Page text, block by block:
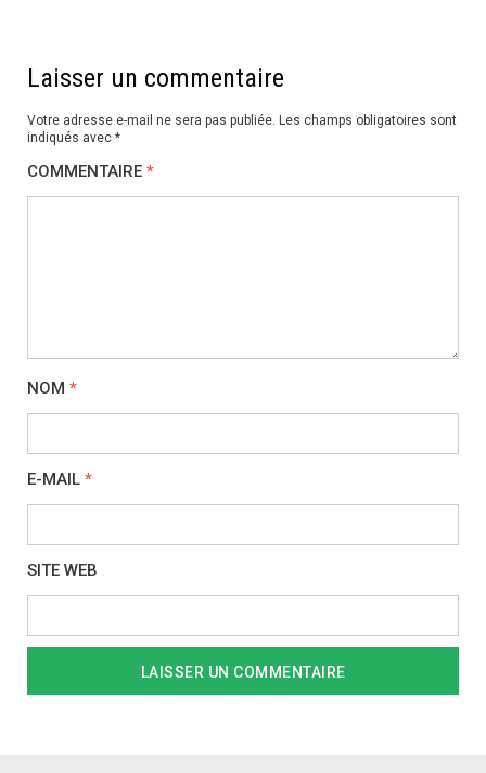
Laisser un commentaire
Votre adresse e-mail ne sera pas publiée. Les champs obligatoires sont
indiqués avec *
COMMENTAIRE *
NOM *
E-MAIL *
SITE WEB